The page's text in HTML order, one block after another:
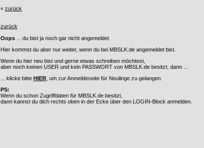
« zurück
zurück
Oops ... du bist ja noch gar nicht angemeldet.
Hier kommst du aber nur weiter, wenn du bei MBSLK.de angemeldet bist.
Wenn du hier neu bist und gerne etwas schreiben möchtest,
aber noch keinen USER und kein PASSWORT von MBSLK.de besitzt, dann ...
... klicke bitte HIER , um zur Anmeldeseite für Neulinge zu gelangen.
PS:
Wenn du schon Zugriffdaten für MBSLK.de besitzt,
dann kannst du dich rechts oben in der Ecke über den LOGIN-Block anmelden.